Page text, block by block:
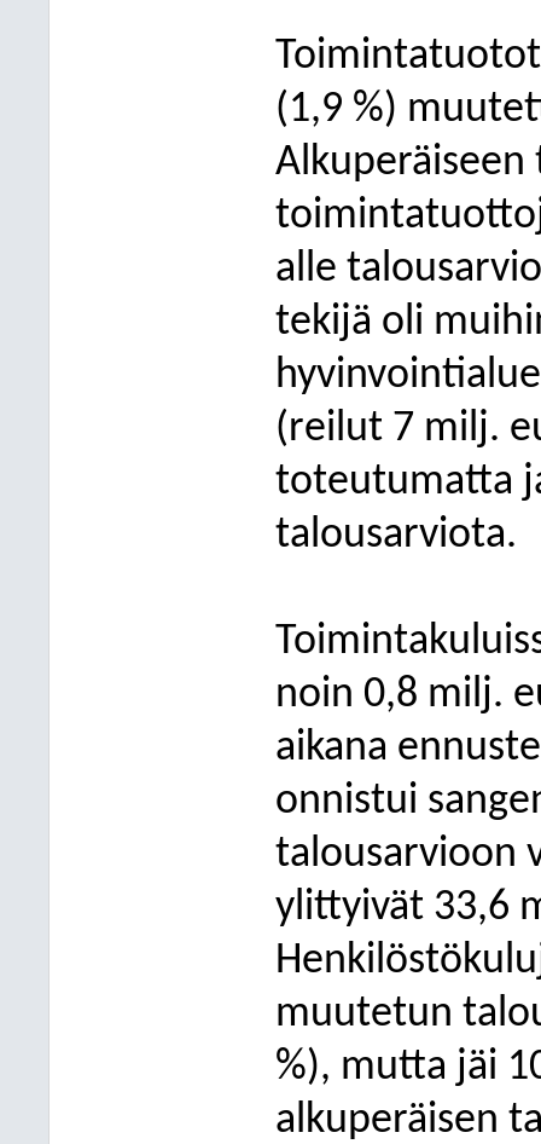
(1,9 %)
alle
tekijä oli
(reilut 7 milj.
toteutumatta
talousarviota.
noin 0,8 milj.
aikana
onnistui
talousarvioon
ylittyivät 33,6
muutetun
%), mutta jäi
alkuperäisen